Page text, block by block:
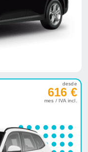
desde
616 €
mes / IVA incl.